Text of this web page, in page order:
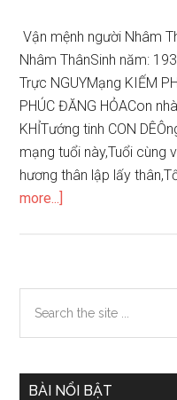
Vận mệnh người Nhâm
Nhâm ThânSinh năm:
Trực NGUYMạng KIẾM
PHÚC ĐĂNG HỎACon
KHỈTướng tinh CON
mạng tuổi này,Tuổi cùng
hương thân lập lấy
more...]
sinh
năm
Nhâm
Primary
Sidebar
the
BÀI NỔI BẬT